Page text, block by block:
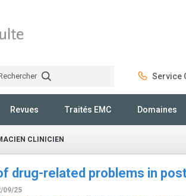
Service
Revues Traités EMC Domaines
CLINICIEN
drug-related problems in
09/25